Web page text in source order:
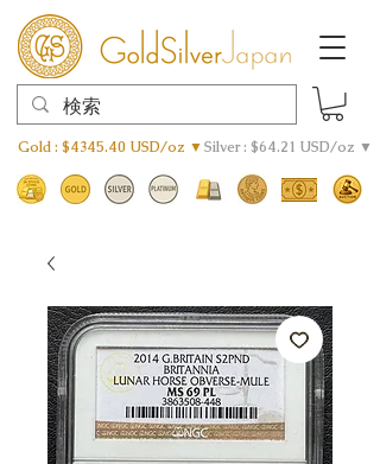
Gold : $4345.40 USD/oz ▼Silver : $64.21 USD/oz ▼